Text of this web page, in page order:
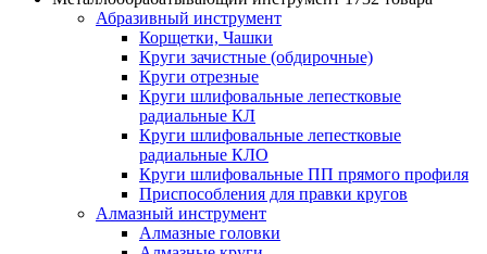
Абразивный инструмент
Корщетки, Чашки
Круги зачистные (обдирочные)
Круги отрезные
Круги шлифовальные лепестковые
радиальные КЛ
Круги шлифовальные лепестковые
радиальные КЛО
Круги шлифовальные ПП прямого профиля
Приспособления для правки кругов
Алмазный инструмент
Алмазные головки